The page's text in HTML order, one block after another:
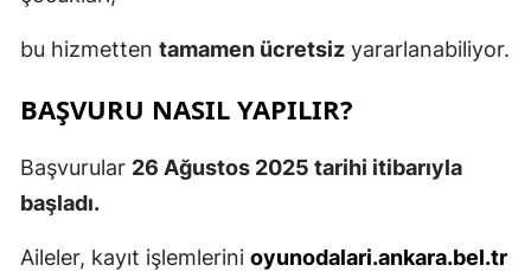
bu hizmetten tamamen ücretsiz yararlanabiliyor.
BAŞVURU NASIL YAPILIR?
Başvurular 26 Ağustos 2025 tarihi itibarıyla
başladı.
Aileler, kayıt işlemlerini oyunodalari.ankara.bel.tr